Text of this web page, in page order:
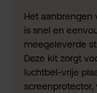
Het aanbrengen
is snel en
meegeleverde
Deze kit zorgt
luchtbel-vrije